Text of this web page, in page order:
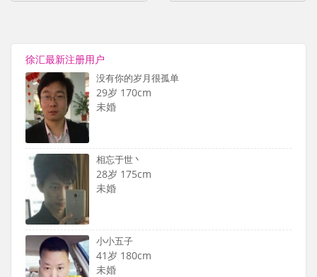
徐汇最新注册用户
没有你的岁月很孤单
29岁 170cm
未婚
相忘于世丶
28岁 175cm
未婚
小小五子
41岁 180cm
未婚